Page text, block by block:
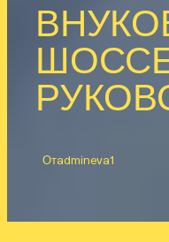
Отadmineva1